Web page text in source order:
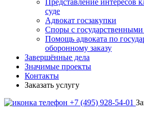
Представление интересов
суде
Адвокат госзакупки
Споры с
Помощь адвоката по
оборонному заказу
Завершённые дела
Значимые проекты
Контакты
Заказать услугу
+7 (495) 928-54-01